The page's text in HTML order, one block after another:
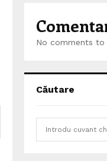
No comments to
Căutare